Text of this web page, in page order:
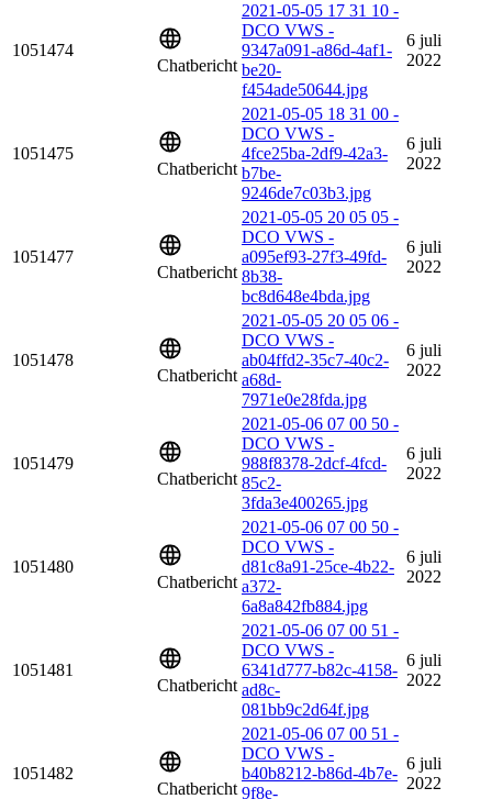
1051474
Chatbericht
2021-05-05 17 31 10 -
DCO VWS -
9347a091-a86d-4af1-
be20-
f454ade50644.jpg
6 juli
2022
1051475
Chatbericht
2021-05-05 18 31 00 -
DCO VWS -
4fce25ba-2df9-42a3-
b7be-
9246de7c03b3.jpg
6 juli
2022
1051477
Chatbericht
2021-05-05 20 05 05 -
DCO VWS -
a095ef93-27f3-49fd-
8b38-
bc8d648e4bda.jpg
6 juli
2022
1051478
Chatbericht
2021-05-05 20 05 06 -
DCO VWS -
ab04ffd2-35c7-40c2-
a68d-
7971e0e28fda.jpg
6 juli
2022
1051479
Chatbericht
2021-05-06 07 00 50 -
DCO VWS -
988f8378-2dcf-4fcd-
85c2-
3fda3e400265.jpg
6 juli
2022
1051480
Chatbericht
2021-05-06 07 00 50 -
DCO VWS -
d81c8a91-25ce-4b22-
a372-
6a8a842fb884.jpg
6 juli
2022
1051481
Chatbericht
2021-05-06 07 00 51 -
DCO VWS -
6341d777-b82c-4158-
ad8c-
081bb9c2d64f.jpg
6 juli
2022
1051482
Chatbericht
2021-05-06 07 00 51 -
DCO VWS -
b40b8212-b86d-4b7e-
9f8e-
6 juli
2022